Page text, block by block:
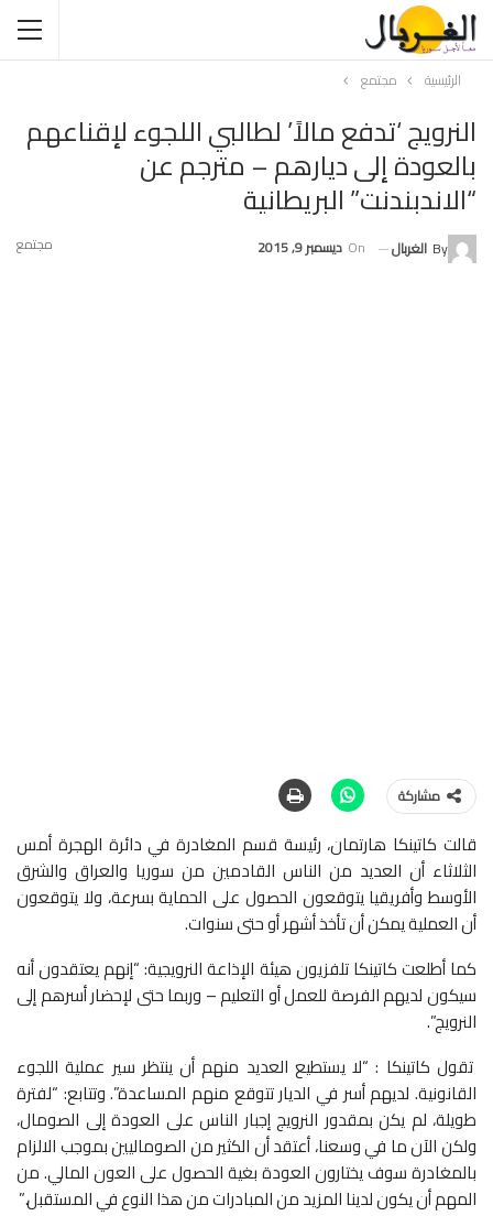
الرئيسية مجتمع
النرويج ‘تدفع مالاً’ لطالبي اللجوء لإقناعهم
بالعودة إلى ديارهم – مترجم عن
“الاندبندنت” البريطانية
مجتمع By الغربال On ديسمبر 9, 2015
مشاركة
قالت كاتينكا هارتمان، رئيسة قسم المغادرة في دائرة الهجرة أمس
الثلاثاء أن العديد من الناس القادمين من سوريا والعراق والشرق
الأوسط وأفريقيا يتوقعون الحصول على الحماية بسرعة، ولا يتوقعون
أن العملية يمكن أن تأخذ أشهر أو حتى سنوات.
كما أطلعت كاتينكا تلفزيون هيئة الإذاعة النرويجية: “إنهم يعتقدون أنه
سيكون لديهم الفرصة للعمل أو التعليم – وربما حتى لإحضار أسرهم إلى
النرويج”.
تقول كاتينكا : “لا يستطيع العديد منهم أن ينتظر سير عملية اللجوء
القانونية. لديهم أسر في الديار تتوقع منهم المساعدة”. وتتابع: “لفترة
طويلة، لم يكن بمقدور النرويج إجبار الناس على العودة إلى الصومال،
ولكن الآن ما في وسعنا، أعتقد أن الكثير من الصوماليين بموجب الالزام
بالمغادرة سوف يختارون العودة بغية الحصول على العون المالي. من
المهم أن يكون لدينا المزيد من المبادرات من هذا النوع في المستقبل.”